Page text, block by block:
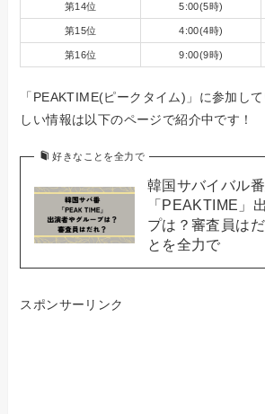
第14位 5:00(5時)
第15位 4:00(4時)
第16位 9:00(9時)
「PEAKTIME(ピークタイム)」に参加し
しい情報は以下のページで紹介中です！
好きなことを全力で
韓国サバイバル番
「PEAKTIME」
プは？審査員は
とを全力で
スポンサーリンク